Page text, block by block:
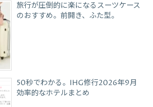
旅行が圧倒的に楽になるスーツケース
のおすすめ。前開き、ふた型。
50秒でわかる。IHG修行2026年9月
効率的なホテルまとめ